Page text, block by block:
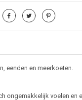
eenden en meerkoeten.
ongemakkelijk voelen en